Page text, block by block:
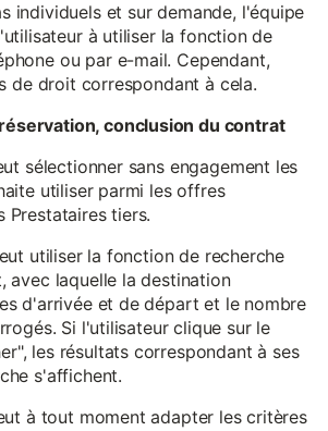
individuels et sur demande, l'équipe
à utiliser la fonction de
ou par e-mail. Cependant,
de droit correspondant à cela.
conclusion du contrat
sélectionner sans engagement les
utiliser parmi les offres
Prestataires tiers.
utiliser la fonction de recherche
avec laquelle la destination
d'arrivée et de départ et le nombre
Si l'utilisateur clique sur le
les résultats correspondant à ses
s'affichent.
à tout moment adapter les critères